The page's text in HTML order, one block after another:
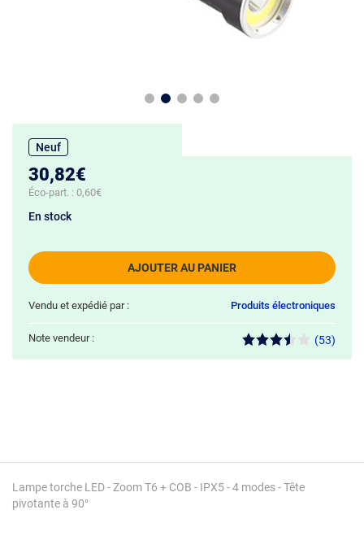
Lampe torche LED - Zoom T6 + COB - IPX5 - 4 modes - Tête
pivotante à 90°
Neuf
30,82€
Éco-part. : 0,60€
AJOUTER AU PANIER
En stock
Vendu et expédié par : Produits électroniques
Note vendeur : (53)